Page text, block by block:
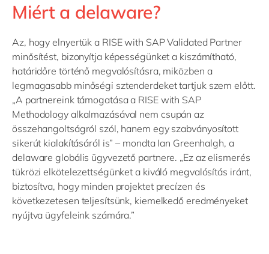
Miért a delaware?
Az, hogy elnyertük a RISE with SAP Validated Partner
minősítést, bizonyítja képességünket a kiszámítható,
határidőre történő megvalósításra, miközben a
legmagasabb minőségi sztenderdeket tartjuk szem előtt.
„A partnereink támogatása a RISE with SAP
Methodology alkalmazásával nem csupán az
összehangoltságról szól, hanem egy szabványosított
sikerút kialakításáról is” – mondta Ian Greenhalgh, a
delaware globális ügyvezető partnere. „Ez az elismerés
tükrözi elkötelezettségünket a kiváló megvalósítás iránt,
biztosítva, hogy minden projektet precízen és
következetesen teljesítsünk, kiemelkedő eredményeket
nyújtva ügyfeleink számára.”